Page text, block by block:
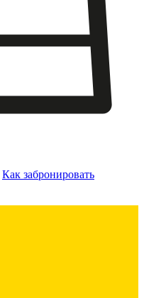
Как забронировать